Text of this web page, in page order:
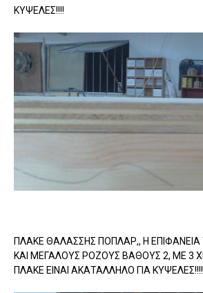
ΚΥΨΕΛΕΣ!!!!
ΠΛΑΚΕ ΘΑΛΑΣΣΗΣ ΠΟΠΛΑΡ,, Η ΕΠΙΦΑΝΕΙΑ
ΚΑΙ ΜΕΓΑΛΟΥΣ ΡΟΖΟΥΣ ΒΑΘΟΥΣ 2, ΜΕ 3
ΠΛΑΚΕ ΕΙΝΑΙ ΑΚΑΤΑΛΛΗΛΟ ΓΙΑ ΚΥΨΕΛΕΣ!!!!